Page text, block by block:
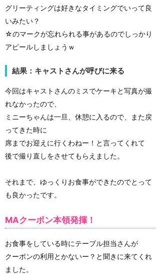
グリーティングは好きなタイミングでいって良
いみたい？
☆のマークが忘れられる事があるのでしっかり
アピールしましょうｗ
結果：キャストさんが呼びに来る
今回はキャストさんのミスでケーキと写真が撮
れなかったので、
ミニーちゃんは一旦、休憩に入るので、また戻
ってきた時に
席までお迎えに行くわねー！と言ってくれて
後で撮り直しをさせてもらえました。
それまで、ゆっくりお食事ができたのでとって
も良かったです。
MAクーポン本領発揮！
お食事をしている時にテーブル担当さんが
クーポンの利用とかないー？と聞きに来てくれ
ました。